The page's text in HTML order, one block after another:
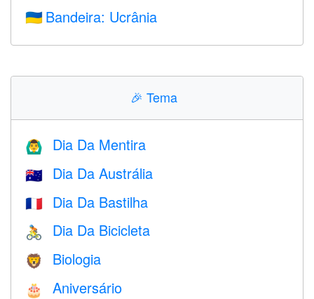
🇺🇦 Bandeira: Ucrânia
🎉 Tema
🙆‍♂️ Dia Da Mentira
🇦🇺 Dia Da Austrália
🇫🇷 Dia Da Bastilha
🚴 Dia Da Bicicleta
🦁 Biologia
🎂 Aniversário